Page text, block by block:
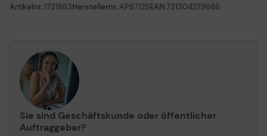
Artikelnr.:1731863Herstellernr.:AP8712SEAN:731304279686
Sie sind Geschäftskunde oder öffentlicher
Auftraggeber?